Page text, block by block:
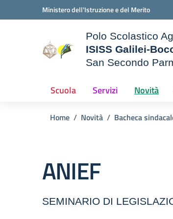
Vai ai contenuti
Vai al menu di navigazioneMinistero dell'Istruzione e del Merito
Polo Scolastico
ISISS Galilei-
San Secondo
Scuola Servizi Novità
Home Novità Bacheca
ANIEF
SEMINARIO DI